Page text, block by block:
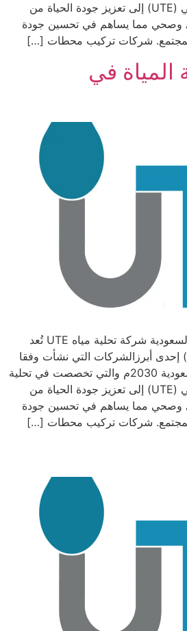
المياه ومعالجتها. نهدف في (UTE) إلى تعزيز جودة الحياة من
وصحي مما يساهم في تحسين جودة
والمجتمع. شركات تركيب محطات […]
في
شركات تحلية المياة في السعودية شركة تحلية مياه UTE تُعد
شركة إتحاد التحلية (UTE) إحدى أبرزالشركات التي نشأت وفقا
لرؤية المملكة العربية السعودية 2030م والتي تخصصت في تحلية
المياه ومعالجتها. نهدف في (UTE) إلى تعزيز جودة الحياة من
وصحي مما يساهم في تحسين جودة
والمجتمع. شركات تركيب محطات […]